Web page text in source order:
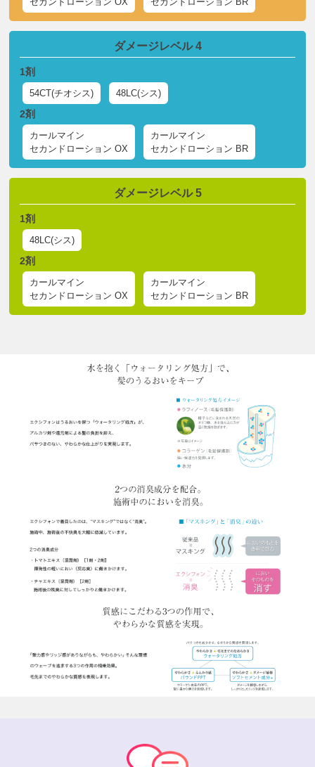
ダメージレベル 4
1剤
54CT(チオシス) 48LC(シス)
2剤
カールマイン
セカンドローション OX
カールマイン
セカンドローション BR
ダメージレベル 5
1剤
48LC(シス)
2剤
カールマイン
セカンドローション OX
カールマイン
セカンドローション BR